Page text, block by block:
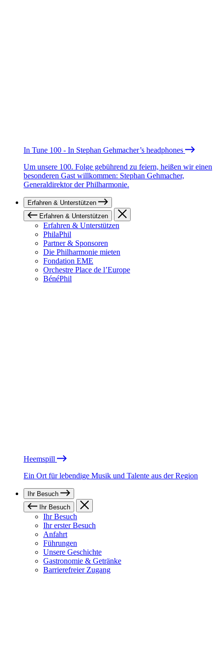
In Tune 100 - In Stephan Gehmacher’s headphones
Um unsere 100. Folge gebührend zu feiern, heißen wir einen
besonderen Gast willkommen: Stephan Gehmacher,
Generaldirektor der Philharmonie.
Erfahren & Unterstützen
Erfahren & Unterstützen
Erfahren & Unterstützen
PhilaPhil
Partner & Sponsoren
Die Philharmonie mieten
Fondation EME
Orchestre Place de l’Europe
BénéPhil
Heemspill
Ein Ort für lebendige Musik und Talente aus der Region
Ihr Besuch
Ihr Besuch
Ihr Besuch
Ihr erster Besuch
Anfahrt
Führungen
Unsere Geschichte
Gastronomie & Getränke
Barrierefreier Zugang